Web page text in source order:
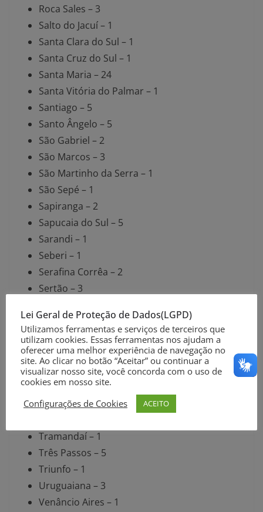
Roca Sales – 3
Salto do Jacuí – 1
Santa Clara do Sul – 1
Santa Cruz do Sul – 1
Santa Maria – 24
Santa Vitória do Palmar – 1
Santiago – 5
Santo Ângelo – 5
São Gabriel – 2
São Marcos – 3
São Martinho da Serra – 1
São Sepé – 1
Sapiranga – 2
Sapucaia do Sul – 5
Sarandi – 1
Seberi – 1
Serafina Corrêa – 2
Sertão – 3
Tapera – 2
Tapes – 1
Taquari – 4
Tenente Portela – 3
Teutônia – 9
Tiradentes do Sul – 1
Tramandaí – 1
Três Passos – 5
Triunfo – 1
Uruguaiana – 3
Venâncio Aires – 1
Lei Geral de Proteção de Dados(LGPD)
Utilizamos ferramentas e serviços de terceiros que
utilizam cookies. Essas ferramentas nos ajudam a
oferecer uma melhor experiência de navegação no
site. Ao clicar no botão “Aceitar” ou continuar a
visualizar nosso site, você concorda com o uso de
cookies em nosso site.
Configurações de Cookies
ACEITO